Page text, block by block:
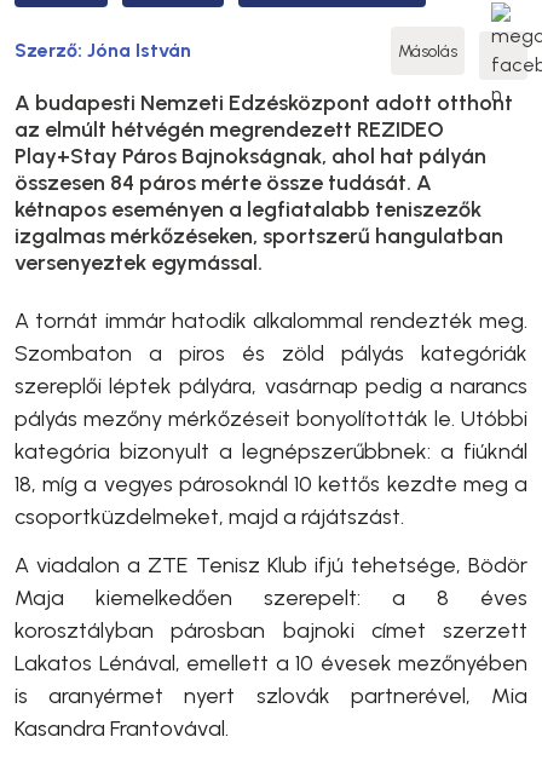
Szerző: Jóna István Másolás
A budapesti Nemzeti Edzésközpont adott otthont
az elmúlt hétvégén megrendezett REZIDEO
Play+Stay Páros Bajnokságnak, ahol hat pályán
összesen 84 páros mérte össze tudását. A
kétnapos eseményen a legfiatalabb teniszezők
izgalmas mérkőzéseken, sportszerű hangulatban
versenyeztek egymással.
A tornát immár hatodik alkalommal rendezték meg.
Szombaton a piros és zöld pályás kategóriák
szereplői léptek pályára, vasárnap pedig a narancs
pályás mezőny mérkőzéseit bonyolították le. Utóbbi
kategória bizonyult a legnépszerűbbnek: a fiúknál
18, míg a vegyes párosoknál 10 kettős kezdte meg a
csoportküzdelmeket, majd a rájátszást.
A viadalon a ZTE Tenisz Klub ifjú tehetsége, Bödör
Maja kiemelkedően szerepelt: a 8 éves
korosztályban párosban bajnoki címet szerzett
Lakatos Lénával, emellett a 10 évesek mezőnyében
is aranyérmet nyert szlovák partnerével, Mia
Kasandra Frantovával.